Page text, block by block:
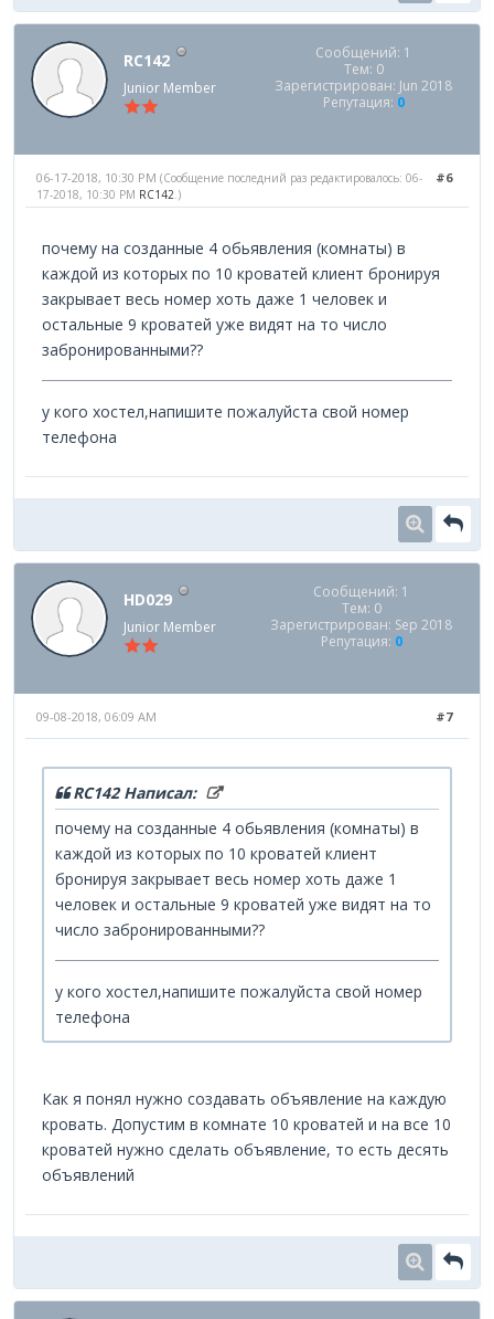
RC142
Junior Member
Сообщений: 1
Тем: 0
Зарегистрирован: Jun 2018
Репутация: 0
#6
06-17-2018, 10:30 PM (Сообщение последний раз редактировалось: 06-
17-2018, 10:30 PM RC142.)
почему на созданные 4 обьявления (комнаты) в
каждой из которых по 10 кроватей клиент бронируя
закрывает весь номер хоть даже 1 человек и
остальные 9 кроватей уже видят на то число
забронированными??
у кого хостел,напишите пожалуйста свой номер
телефона
HD029
Junior Member
Сообщений: 1
Тем: 0
Зарегистрирован: Sep 2018
Репутация: 0
#7
09-08-2018, 06:09 AM
RC142 Написал:
почему на созданные 4 обьявления (комнаты) в
каждой из которых по 10 кроватей клиент
бронируя закрывает весь номер хоть даже 1
человек и остальные 9 кроватей уже видят на то
число забронированными??
у кого хостел,напишите пожалуйста свой номер
телефона
Как я понял нужно создавать объявление на каждую
кровать. Допустим в комнате 10 кроватей и на все 10
кроватей нужно сделать объявление, то есть десять
объявлений